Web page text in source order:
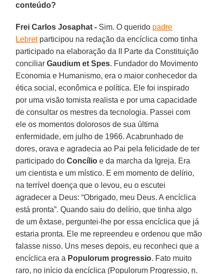
conteúdo?
Frei Carlos Josaphat - Sim. O querido padre
Lebretparticipou na redação da encíclica como tinha
participado na elaboração da II Parte da Constituição
conciliar Gaudium et Spes. Fundador do Movimento
Economia e Humanismo, era o maior conhecedor da
ética social, econômica e política. Ele foi inspirado
por uma visão tomista realista e por uma capacidade
de consultar os mestres da tecnologia. Passei com
ele os momentos dolorosos de sua última
enfermidade, em julho de 1966. Acabrunhado de
dores, orava e agradecia ao Pai pela felicidade de ter
participado doConcílio e da marcha da Igreja. Era
um cientista e um místico. E em momento de delírio,
na terrível doença que o levou, eu o escutei
agradecer a Deus: “Obrigado, meu Deus. A encíclica
está pronta”. Quando saiu do delírio, que tinha algo
de um êxtase, perguntei-lhe por essa encíclica que já
estaria pronta. Ele me repreendeu e ordenou que mão
falasse nisso. Uns meses depois, eu reconheci que a
encíclica era a Populorum progressio. Fato muito
raro, no início da encíclica (Populorum Progressio, n.